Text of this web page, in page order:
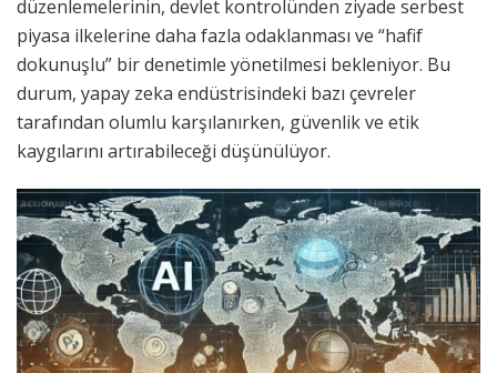
düzenlemelerinin, devlet kontrolünden ziyade serbest
piyasa ilkelerine daha fazla odaklanması ve “hafif
dokunuşlu” bir denetimle yönetilmesi bekleniyor. Bu
durum, yapay zeka endüstrisindeki bazı çevreler
tarafından olumlu karşılanırken, güvenlik ve etik
kaygılarını artırabileceği düşünülüyor.